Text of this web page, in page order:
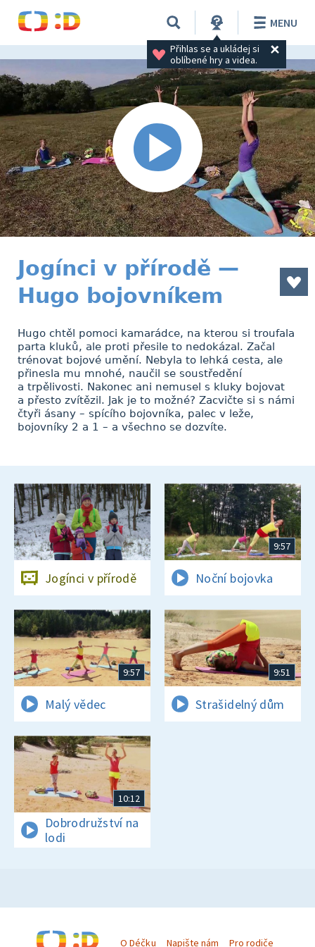
Přihlas se a ukládej si
oblíbené hry a videa.
MENU
Jogínci v přírodě —
Hugo bojovníkem
Hugo chtěl pomoci kamarádce, na kterou si troufala
parta kluků, ale proti přesile to nedokázal. Začal
trénovat bojové umění. Nebyla to lehká cesta, ale
přinesla mu mnohé, naučil se soustředění
a trpělivosti. Nakonec ani nemusel s kluky bojovat
a přesto zvítězil. Jak je to možné? Zacvičte si s námi
čtyři ásany – spícího bojovníka, palec v leže,
bojovníky 2 a 1 – a všechno se dozvíte.
Jogínci v přírodě
9:57
Noční bojovka
9:57
Malý vědec
9:51
Strašidelný dům
10:12
Dobrodružství na
lodi
O Déčku Napište nám Pro rodiče